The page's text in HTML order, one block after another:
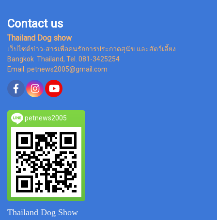
Contact us
Thailand Dog show
เว็ปไซต์ข่าว-สารเพื่อคนรักการประกวดสุนัข และสัตว์เลี้ยง
Bangkok Thailand, Tel. 081-3425254
Email: petnews2005@gmail.com
petnews2005
Thailand Dog Show